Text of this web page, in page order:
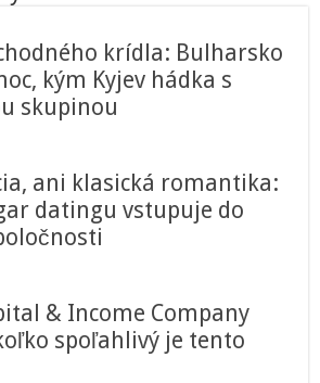
krídla: Bulharsko
kým Kyjev hádka s
skupinou
ani klasická romantika:
datingu vstupuje do
& Income Company
spoľahlivý je tento